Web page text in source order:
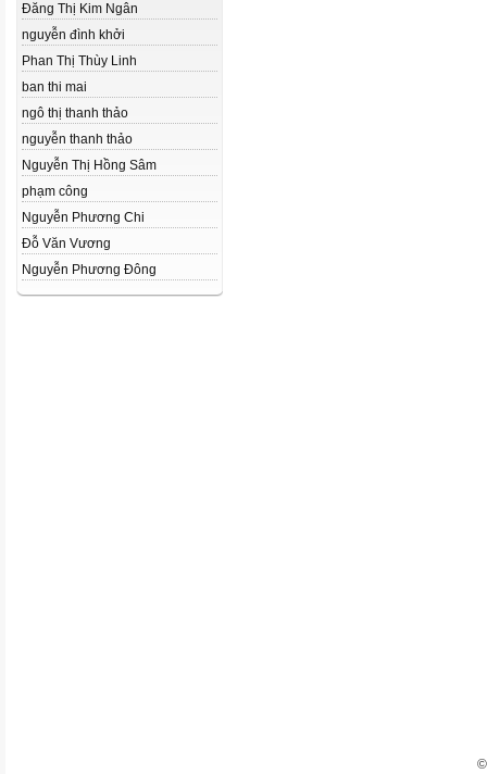
Đăng Thị Kim Ngân
nguyễn đình khởi
Phan Thị Thùy Linh
ban thi mai
ngô thị thanh thảo
nguyễn thanh thảo
Nguyễn Thị Hồng Sâm
phạm công
Nguyễn Phương Chi
Đỗ Văn Vương
Nguyễn Phương Đông